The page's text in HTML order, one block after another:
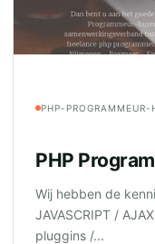
PHP-PROGRAMMEUR-
PHP
Wij hebben de
JAVASCRIPT /
pluggins /...